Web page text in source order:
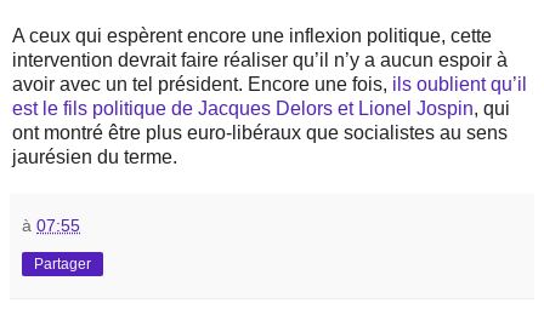
A ceux qui espèrent encore une inflexion politique, cette
intervention devrait faire réaliser qu’il n’y a aucun espoir à
avoir avec un tel président. Encore une fois, ils oublient qu’il
est le fils politique de Jacques Delors et Lionel Jospin, qui
ont montré être plus euro-libéraux que socialistes au sens
jaurésien du terme.
à 07:55
Partager